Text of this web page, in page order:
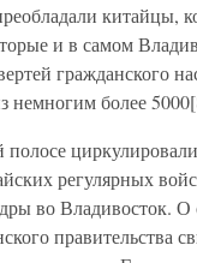
китайцы,
и в самом
гражданского
немногим более
регулярных
во Владивосток. О
правительства